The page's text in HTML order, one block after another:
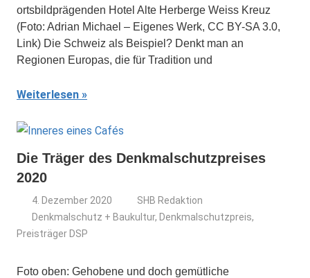
ortsbildprägenden Hotel Alte Herberge Weiss Kreuz
(Foto: Adrian Michael – Eigenes Werk, CC BY-SA 3.0,
Link) Die Schweiz als Beispiel? Denkt man an
Regionen Europas, die für Tradition und
Weiterlesen
Die Träger des Denkmalschutzpreises
2020
4. Dezember 2020
SHB Redaktion
Denkmalschutz + Baukultur, Denkmalschutzpreis,
Preisträger DSP
Foto oben: Gehobene und doch gemütliche